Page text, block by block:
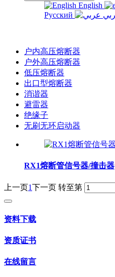
English
Русский
户内高压熔断器
户外高压熔断器
低压熔断器
出口型熔断器
消谐器
避雷器
绝缘子
无刷无环启动器
RX1熔断管信号器/撞击器
上一页1下一页 转至第
资料下载
资质证书
在线留言